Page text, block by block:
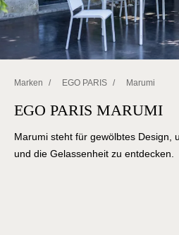
Marken / EGO PARIS / Marumi
EGO PARIS MARUMI
Marumi steht für gewölbtes Design,
und die Gelassenheit zu entdecken.